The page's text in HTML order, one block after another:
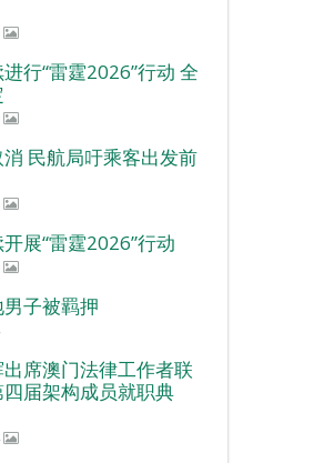
行“雷霆2026”行动 全
民航局吁乘客出发前
展“雷霆2026”行动
子被羁押
席澳门法律工作者联
届架构成员就职典